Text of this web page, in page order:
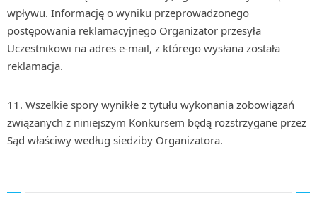
wpływu. Informację o wyniku przeprowadzonego
postępowania reklamacyjnego Organizator przesyła
Uczestnikowi na adres e-mail, z którego wysłana została
reklamacja.
11. Wszelkie spory wynikłe z tytułu wykonania zobowiązań
związanych z niniejszym Konkursem będą rozstrzygane przez
Sąd właściwy według siedziby Organizatora.